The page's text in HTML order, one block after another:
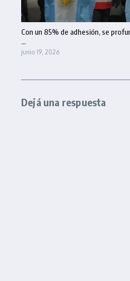
Con un 85% de adhesión, se
...
junio 19, 2026
Dejá una respuesta